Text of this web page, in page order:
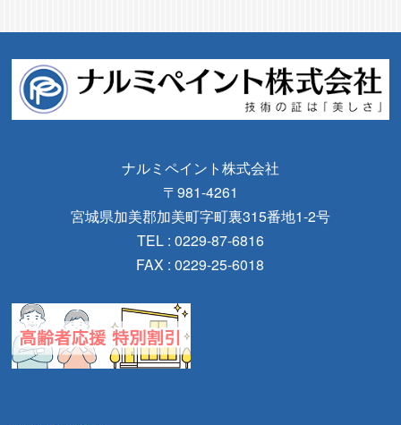
ナルミペイント株式会社
〒981-4261
宮城県加美郡加美町字町裏315番地1-2号
TEL : 0229-87-6816
FAX : 0229-25-6018